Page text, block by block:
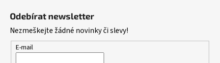
m
e
ALOBAL
Odebírat newsletter
Nezmeškejte žádné novinky či slevy!
E-mail